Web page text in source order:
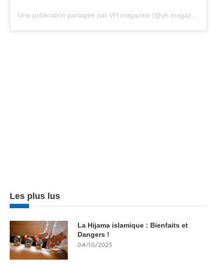
Une publication partagée par VH magazine (@vh.magazine)
Les plus lus
La Hijama islamique : Bienfaits et
Dangers !
04/10/2023